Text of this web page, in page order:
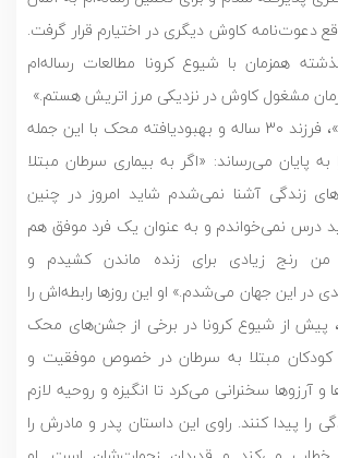
دعوت‌نامه کاوش دیگری در اختیارم قرار گرفت.
همزمان با شیوع کرونا مطالعات رساله‌ام
مشغول کاوش در نزدیکی مرز اتریش هستم.»
دکتر «نعمت حریری»، فرزند 30 ساله و بهبودیافته محک با این جمله
پایان می‌رساند: «اگر به بیماری سرطان مبتلا
زندگی آشنا نمی‌شدم شاید امروز در چنین
درس نمی‌خواندم و به عنوان یک فرد موفق هم
رنج زیادی برای زنده ماندن کشیدم و
در این جهان می‌شدم.» او این روزها رابطه‌اش را
پیش از شیوع کرونا در برخی از جشن‌های محک
کودکان مبتلا به سرطان در خصوص موفقیت و
آرزوها سخنرانی می‌کرد تا انگیزه و روحیه لازم
را پیدا کنند. راوی این داستان پدر و مادرش را